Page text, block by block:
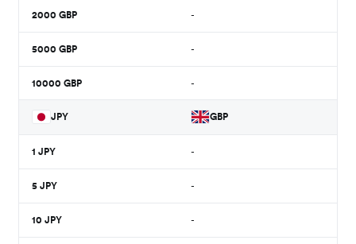
2000 GBP -
5000 GBP -
10000 GBP -
JPY GBP
1 JPY -
5 JPY -
10 JPY -